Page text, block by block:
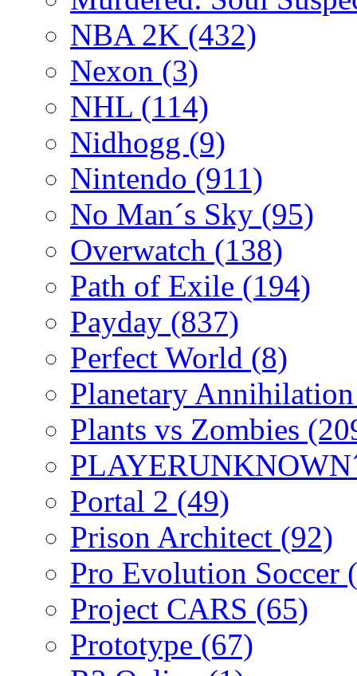
NBA 2K (432)
Nexon (3)
NHL (114)
Nidhogg (9)
Nintendo (911)
No Man´s Sky (95)
Overwatch (138)
Path of Exile (194)
Payday (837)
Perfect World (8)
Planetary
Plants vs Zombies
Portal 2 (49)
Prison Architect (92)
Pro Evolution Soccer
Project CARS (65)
Prototype (67)